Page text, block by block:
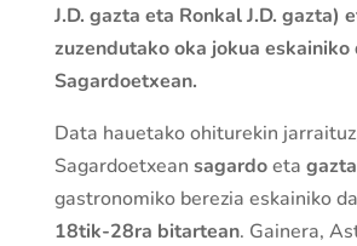
J.D. gazta eta Ronkal J.D. gazta)
zuzendutako oka jokua eskainiko
Sagardoetxean.
Data hauetako ohiturekin
Sagardoetxean sagardoeta gazta
gastronomiko berezia eskainiko
18tik-28ra bitartean. Gainera,